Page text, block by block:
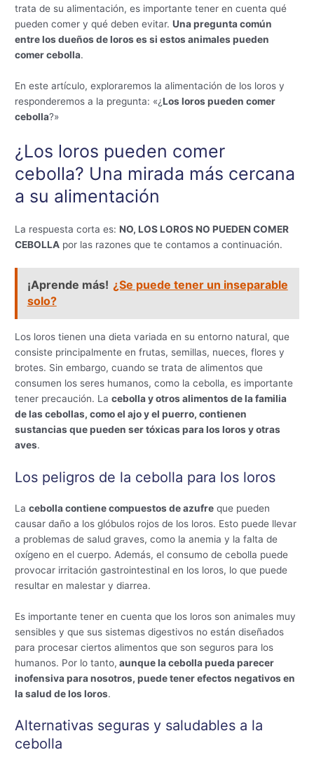
trata de su alimentación, es importante tener en cuenta qué
pueden comer y qué deben evitar.Una pregunta común
entre los dueños de loros es si estos animales pueden
comer cebolla.
En este artículo, exploraremos la alimentación de los loros y
responderemos a la pregunta: «¿Los loros pueden comer
cebolla?»
¿Los loros pueden comer
cebolla? Una mirada más cercana
a su alimentación
La respuesta corta es:NO, LOS LOROS NO PUEDEN COMER
CEBOLLA por las razones que te contamos a continuación.
¡Aprende más! ¿Se puede tener un inseparable
solo?
Los loros tienen una dieta variada en su entorno natural, que
consiste principalmente en frutas, semillas, nueces, flores y
brotes. Sin embargo, cuando se trata de alimentos que
consumen los seres humanos, como la cebolla, es importante
tener precaución. Lacebolla y otros alimentos de la familia
de las cebollas, como el ajo y el puerro, contienen
sustancias que pueden ser tóxicas para los loros y otras
aves.
Los peligros de la cebolla para los loros
Lacebolla contiene compuestos de azufre que pueden
causar daño a los glóbulos rojos de los loros. Esto puede llevar
a problemas de salud graves, como la anemia y la falta de
oxígeno en el cuerpo. Además, el consumo de cebolla puede
provocar irritación gastrointestinal en los loros, lo que puede
resultar en malestar y diarrea.
Es importante tener en cuenta que los loros son animales muy
sensibles y que sus sistemas digestivos no están diseñados
para procesar ciertos alimentos que son seguros para los
humanos. Por lo tanto, aunque la cebolla pueda parecer
inofensiva para nosotros, puede tener efectos negativos en
la salud de los loros.
Alternativas seguras y saludables a la
cebolla